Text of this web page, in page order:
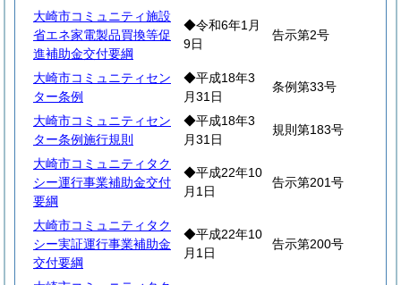
大崎市コミュニティ施設
省エネ家電製品買換等促
進補助金交付要綱
◆令和6年1月
9日
告示第2号
大崎市コミュニティセン
ター条例
◆平成18年3
月31日
条例第33号
大崎市コミュニティセン
ター条例施行規則
◆平成18年3
月31日
規則第183号
大崎市コミュニティタク
シー運行事業補助金交付
要綱
◆平成22年10
月1日
告示第201号
大崎市コミュニティタク
シー実証運行事業補助金
交付要綱
◆平成22年10
月1日
告示第200号